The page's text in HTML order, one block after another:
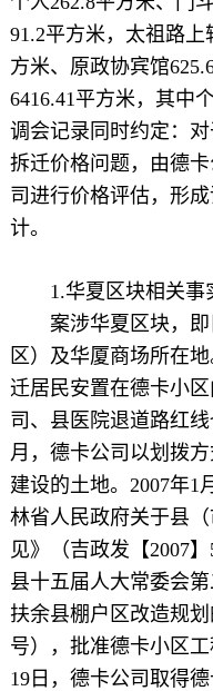
91.2平方米，太祖路上
方米、原政协宾馆
6416.41平方米，其中
调会记录同时约定：
拆迁价格问题，由德
司进行价格评估，形
计。
1.华夏区块相关事
案涉华夏区块，即
区）及华厦商场所在
迁居民安置在德卡小
司、县医院退道路红
月，德卡公司以划拨
建设的土地。2007年1
林省人民政府关于县
见》（吉政发【2007
县十五届人大常委会
扶余县棚户区改造规
号），批准德卡小区
19日，德卡公司取得